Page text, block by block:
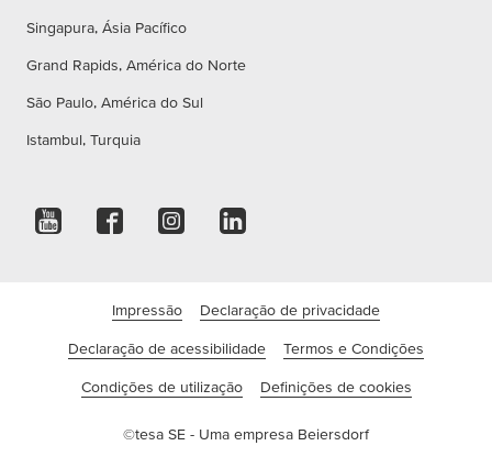
Singapura, Ásia Pacífico
Grand Rapids, América do Norte
São Paulo, América do Sul
Istambul, Turquia
Impressão Declaração de privacidade
Declaração de acessibilidade Termos e Condições
Condições de utilização Definições de cookies
©tesa SE - Uma empresa Beiersdorf